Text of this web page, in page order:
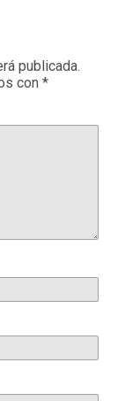
publicada.
con *